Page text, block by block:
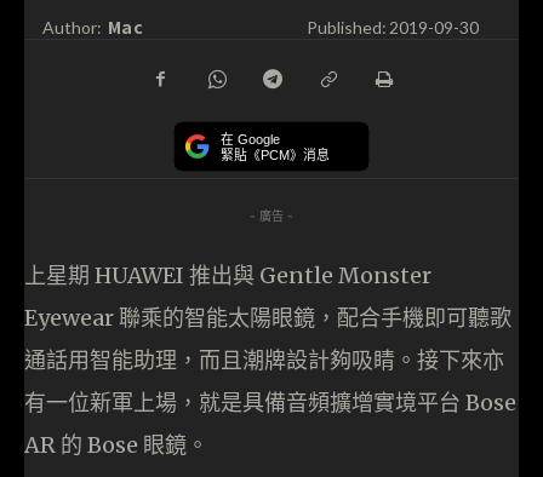
Author: Mac Published:2019-09-30
在 Google
緊貼《PCM》消息
- 廣告 -
上星期 HUAWEI 推出與 Gentle Monster
Eyewear 聯乘的智能太陽眼鏡，配合手機即可聽歌
通話用智能助理，而且潮牌設計夠吸睛。接下來亦
有一位新軍上場，就是具備音頻擴增實境平台 Bose
AR 的 Bose 眼鏡。